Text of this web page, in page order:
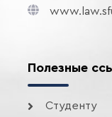
Полезные
Студенту